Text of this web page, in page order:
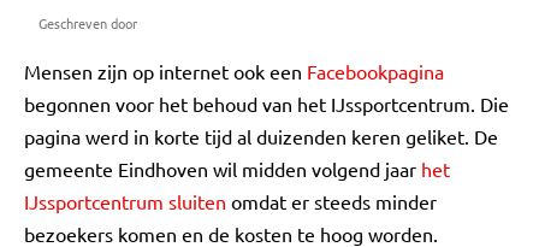
Geschreven door
Mensen zijn op internet ook een Facebookpagina
begonnen voor het behoud van het IJssportcentrum. Die
pagina werd in korte tijd al duizenden keren geliket. De
gemeente Eindhoven wil midden volgend jaar het
IJssportcentrum sluiten omdat er steeds minder
bezoekers komen en de kosten te hoog worden.